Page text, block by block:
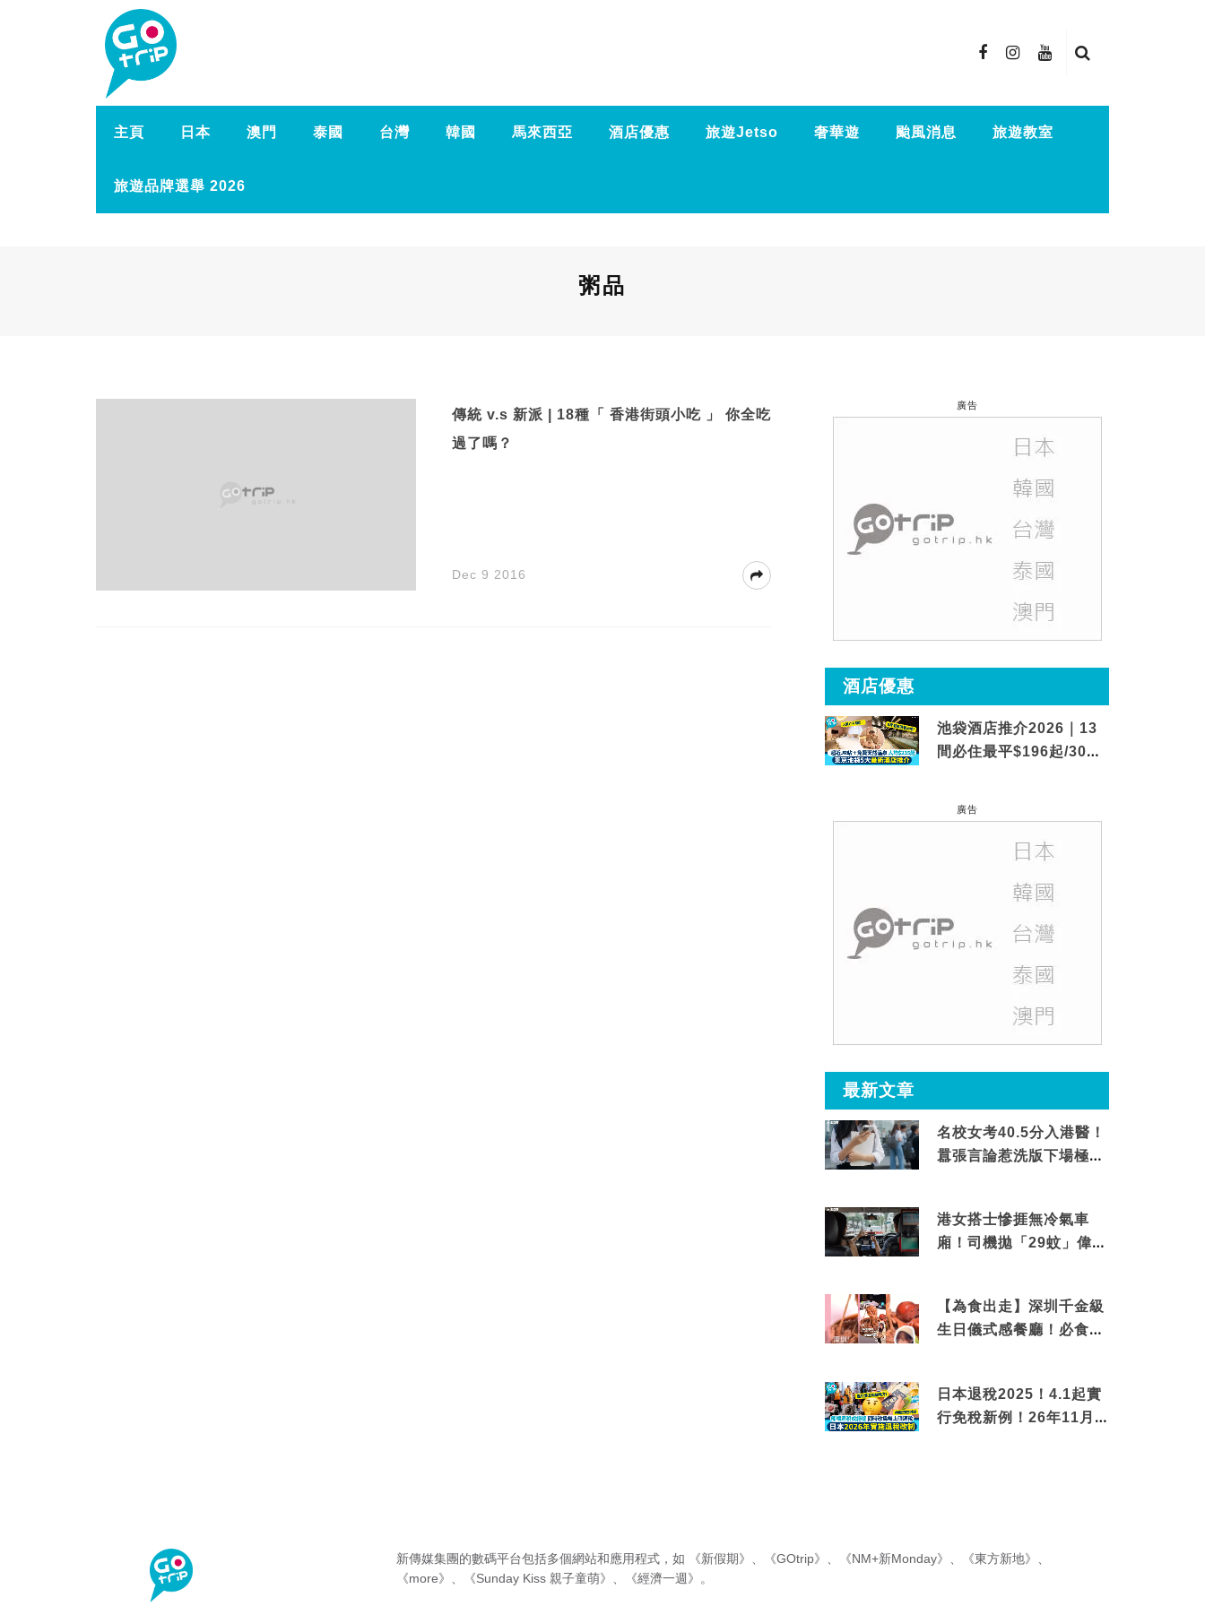
主頁 日本 澳門 泰國 台灣 韓國 馬來西亞 酒店優惠 旅遊Jetso 奢華遊 颱風消息 旅遊教室
旅遊品牌選舉 2026
粥品
傳統 v.s 新派 | 18種「 香港街頭小吃 」 你全吃
過了嗎？
Dec 9 2016
廣告
酒店優惠
池袋酒店推介2026｜13
間必住最平$196起/30秒
廣告
最新文章
名校女考40.5分入港醫！
囂張言論惹洗版下場極震
港女搭士慘捱無冷氣車
廂！司機拋「29蚊」偉論
【為食出走】深圳千金級
生日儀式感餐廳！必食失
日本退稅2025！4.1起實
行免稅新例！26年11月
新傳媒集團的數碼平台包括多個網站和應用程式，如 《新假期》 《GOtrip》 《NM+新Monday》 《東方新地》
《more》
《Sunday Kiss 親子童萌》 《經濟一週》 。